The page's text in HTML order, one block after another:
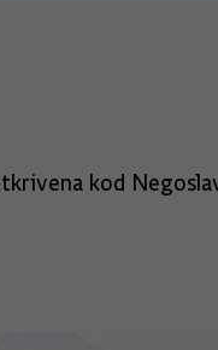
kod